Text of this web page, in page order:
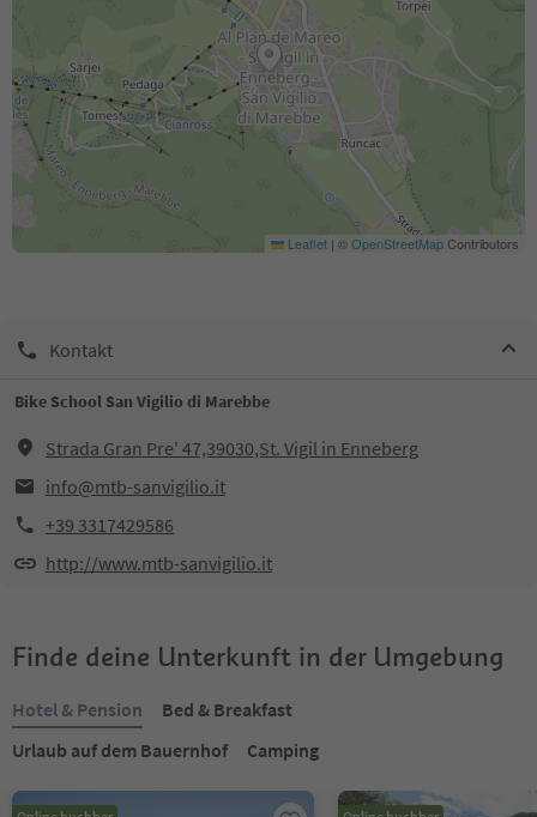
Leaflet | ©OpenStreetMapContributors
Kontakt
Bike School San Vigilio di Marebbe
Strada Gran Pre' 47,39030,St. Vigil in Enneberg
info@mtb-sanvigilio.it
+39 3317429586
http://www.mtb-sanvigilio.it
Finde deine Unterkunft in der Umgebung
Hotel & Pension
Bed & Breakfast
Urlaub auf dem Bauernhof
Camping